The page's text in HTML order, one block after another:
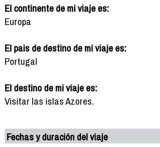
El continente de mi viaje es:
Europa
El pais de destino de mi viaje es:
Portugal
El destino de mi viaje es:
Visitar las islas Azores.
Fechas y duración del viaje